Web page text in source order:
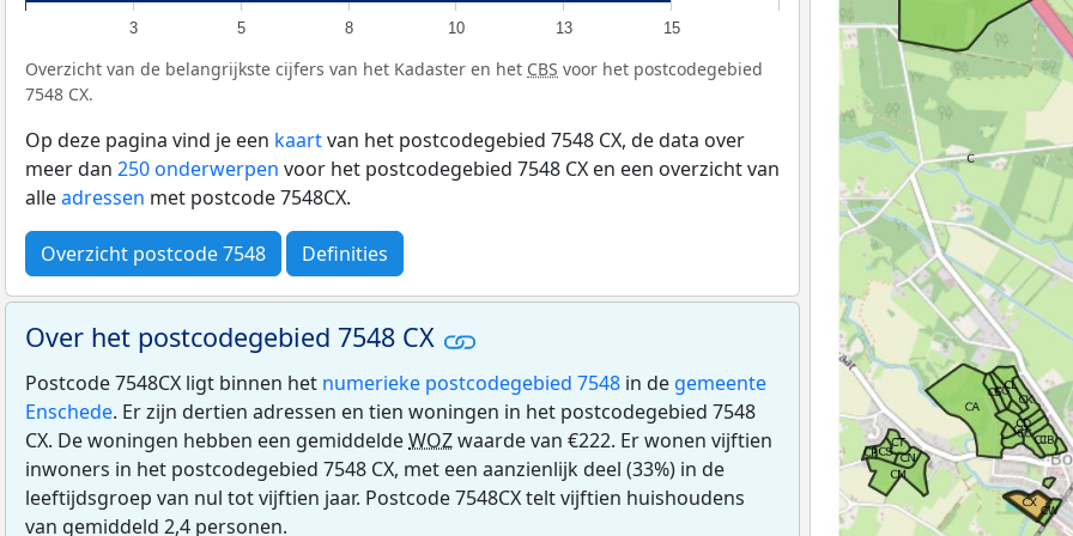
3 5 8 10 13 15
Overzicht van de belangrijkste cijfers van het Kadaster en het CBS voor het postcodegebied
7548 CX.
Op deze pagina vind je een kaartvan het postcodegebied 7548 CX, de data over
meer dan 250 onderwerpen voor het postcodegebied 7548 CX en een overzicht van
alleadressen met postcode 7548CX.
Overzicht postcode 7548 Definities
Over het postcodegebied 7548 CX
Postcode 7548CX ligt binnen het numerieke postcodegebied 7548 in de gemeente
Enschede. Er zijn dertien adressen en tien woningen in het postcodegebied 7548
CX. De woningen hebben een gemiddeldeWOZwaarde van €222. Er wonen vijftien
inwoners in het postcodegebied 7548 CX, met een aanzienlijk deel (33%) in de
leeftijdsgroep van nul tot vijftien jaar. Postcode 7548CX telt vijftien huishoudens
van gemiddeld 2,4 personen.